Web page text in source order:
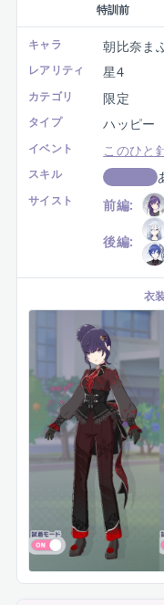
特訓前
キャラ 朝比奈ま
レアリティ 星4
カテゴリ 限定
タイプ ハッピー
イベント このひと
スキル
サイスト 前編:
後編:
衣